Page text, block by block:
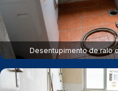
Desentupimento de ralo